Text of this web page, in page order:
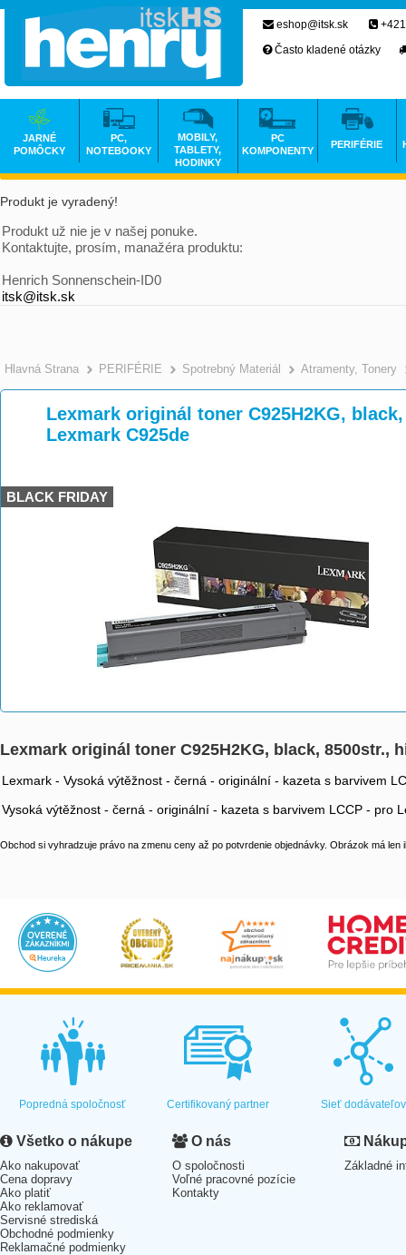
Produkt je vyradený!
Produkt už nie je v našej ponuke.
Kontaktujte, prosím, manažéra produktu:
Henrich Sonnenschein-ID0
itsk@itsk.sk
Hlavná Strana >
PERIFÉRIE >
Spotrebný Materiál >
Atramenty, Tonery
Lexmark originál toner C925H2KG,
Lexmark C925de
BLACK FRIDAY
Lexmark originál toner C925H2KG, black, 8500str.,
Lexmark - Vysoká výtěžnost - černá - originální - kazeta s barvivem
Vysoká výtěžnost - černá - originální - kazeta s barvivem LCCP - pro
Obchod si vyhradzuje právo na zmenu ceny až po potvrdenie objednávky. Obrázok má len
eshop@itsk.sk
Často kladené otázky
JARNÉ
POMÔCKY
PC,
NOTEBOOKY
MOBILY,
TABLETY,
HODINKY
PC
KOMPONENTY
PERIFÉRIE
Popredná spoločnosť Certifikovaný partner Sieť dodávateľov
Všetko o nákupe
Ako nakupovať
Cena dopravy
Ako platiť
Ako reklamovať
Servisné strediská
Obchodné podmienky
Reklamačné podmienky
O nás
O spoločnosti
Voľné pracovné pozície
Kontakty
Základné